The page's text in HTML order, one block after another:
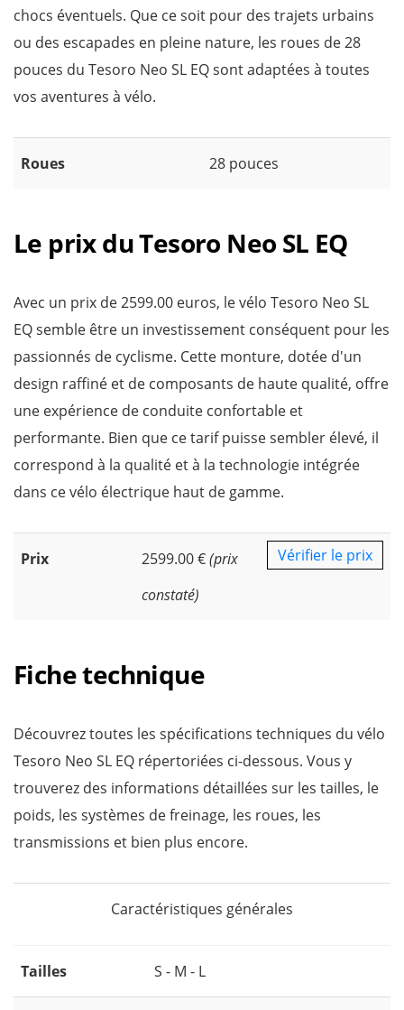
chocs éventuels. Que ce soit pour des trajets urbains
ou des escapades en pleine nature, les roues de 28
pouces du Tesoro Neo SL EQ sont adaptées à toutes
vos aventures à vélo.
Roues 28 pouces
Le prix du Tesoro Neo SL EQ
Avec un prix de 2599.00 euros, le vélo Tesoro Neo SL
EQ semble être un investissement conséquent pour les
passionnés de cyclisme. Cette monture, dotée d'un
design raffiné et de composants de haute qualité, offre
une expérience de conduite confortable et
performante. Bien que ce tarif puisse sembler élevé, il
correspond à la qualité et à la technologie intégrée
dans ce vélo électrique haut de gamme.
Prix 2599.00 €(prix
constaté)
Vérifier le prix
Fiche technique
Découvrez toutes les spécifications techniques du vélo
Tesoro Neo SL EQ répertoriées ci-dessous. Vous y
trouverez des informations détaillées sur les tailles, le
poids, les systèmes de freinage, les roues, les
transmissions et bien plus encore.
Caractéristiques générales
Tailles S - M - L